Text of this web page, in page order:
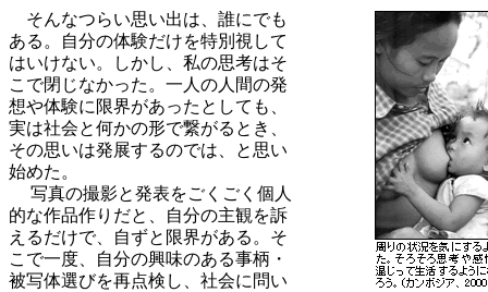
そんなつらい思い出は、誰にでも
ある。自分の体験だけを特別視して
はいけない。しかし、私の思考はそ
こで閉じなかった。一人の人間の発
想や体験に限界があったとしても、
実は社会と何かの形で繋がるとき、
その思いは発展するのでは、と思い
始めた。
写真の撮影と発表をごくごく個人
的な作品作りだと、自分の主観を訴
えるだけで、自ずと限界がある。そ
こで一度、自分の興味のある事柄・
被写体選びを再点検し、社会に問い